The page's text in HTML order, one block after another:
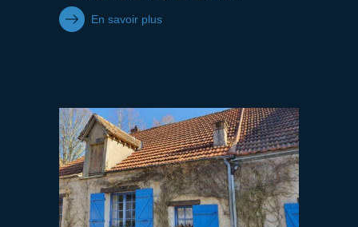
En savoir plus